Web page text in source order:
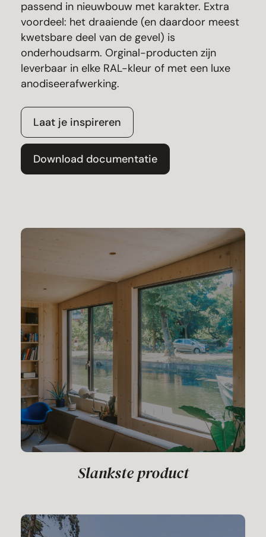
passend in nieuwbouw met karakter. Extra
voordeel: het draaiende (en daardoor meest
kwetsbare deel van de gevel) is
onderhoudsarm. Orginal-producten zijn
leverbaar in elke RAL-kleur of met een luxe
anodiseerafwerking.
Laat je inspireren
Download documentatie
Slankste product